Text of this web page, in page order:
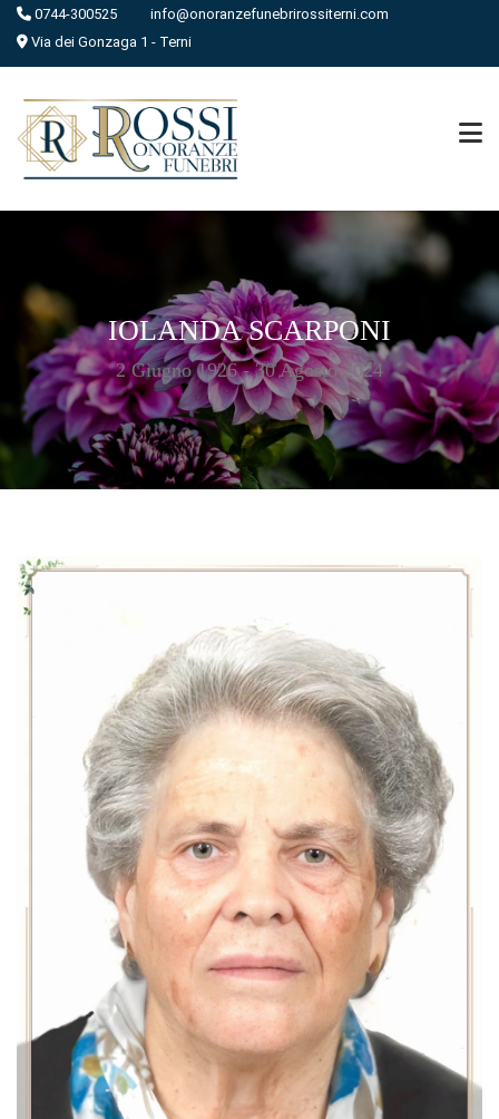
0744-300525
info@onoranzefunebrirossiterni.com
Via dei Gonzaga 1 - Terni
IOLANDA SCARPONI
2 Giugno 1926 - 30 Agosto 2024